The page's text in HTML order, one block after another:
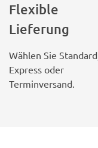
Flexible
Lieferung
Wählen Sie Standard,
Express oder
Terminversand.